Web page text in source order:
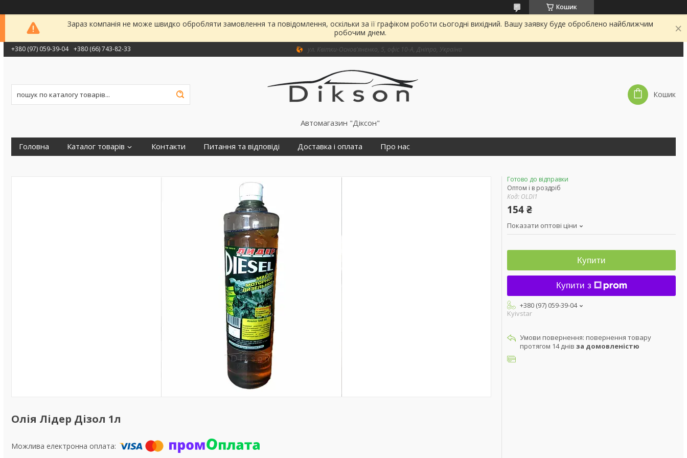
Кошик
Зараз компанія не може швидко обробляти замовлення та повідомлення, оскільки за її графіком роботи сьогодні вихідний. Вашу заявку буде оброблено найближчим
робочим днем.
+380 (97) 059-39-04 +380 (66) 743-82-33 ул. Квітки-Основ'яненко, 5, офіс 10-А, Дніпро, Україна
Автомагазин "Діксон"
Кошик
Головна Каталог товарів Контакти Питання та відповіді Доставка і оплата Про нас
Олія Лідер Дізол 1л
Готово до відправки
Оптом і в роздріб
Код: OLDI1
154 ₴
Показати оптові ціни
Купити
Купити з
+380 (97) 059-39-04
Kyivstar
повернення товару
протягом 14 днів за домовленістю